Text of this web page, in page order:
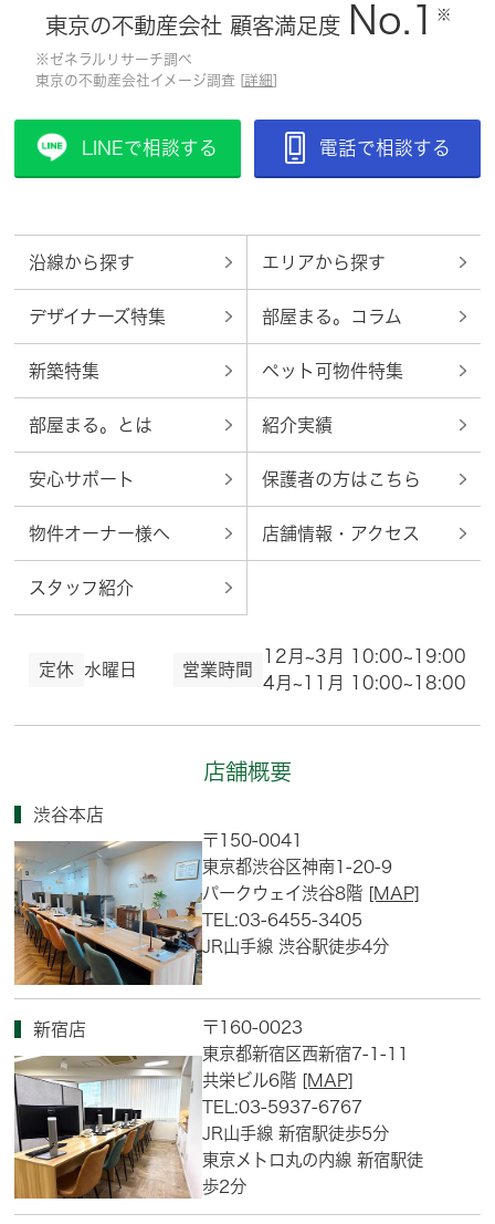
東京の不動産会社 顧客満足度 No.1 ※
※ゼネラルリサーチ調べ
東京の不動産会社イメージ調査 [詳細]
LINEで相談する 電話で相談する
沿線から探す エリアから探す
デザイナーズ特集 部屋まる。コラム
新築特集 ペット可物件特集
部屋まる。とは 紹介実績
安心サポート 保護者の方はこちら
物件オーナー様へ 店舗情報・アクセス
スタッフ紹介
定休 水曜日 営業時間
12月~3月 10:00~19:00
4月~11月 10:00~18:00
店舗概要
渋谷本店
〒150-0041
東京都渋谷区神南1-20-9
パークウェイ渋谷8階 [MAP]
TEL:03-6455-3405
JR山手線 渋谷駅徒歩4分
新宿店
〒160-0023
東京都新宿区西新宿7-1-11
共栄ビル6階 [MAP]
TEL:03-5937-6767
JR山手線 新宿駅徒歩5分
東京メトロ丸の内線 新宿駅徒
歩2分